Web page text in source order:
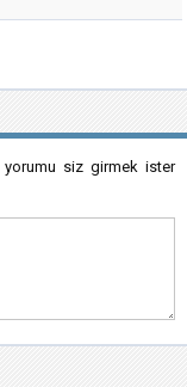
siz girmek ister